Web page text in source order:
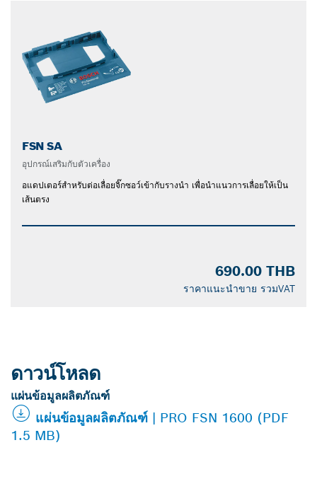
FSN SA
อุปกรณ์เสริมกับตัวเครื่อง
อแดปเตอร์สำหรับต่อเลื่อยจิ๊กซอว์เข้ากับรางนำ เพื่อนำแนวการเลื่อยให้เป็น
เส้นตรง
690.00 THB
ราคาแนะนำขาย รวมVAT
ดาวน์โหลด
แผ่นข้อมูลผลิตภัณฑ์
แผ่นข้อมูลผลิตภัณฑ์ | PRO FSN 1600 (PDF
1.5 MB)